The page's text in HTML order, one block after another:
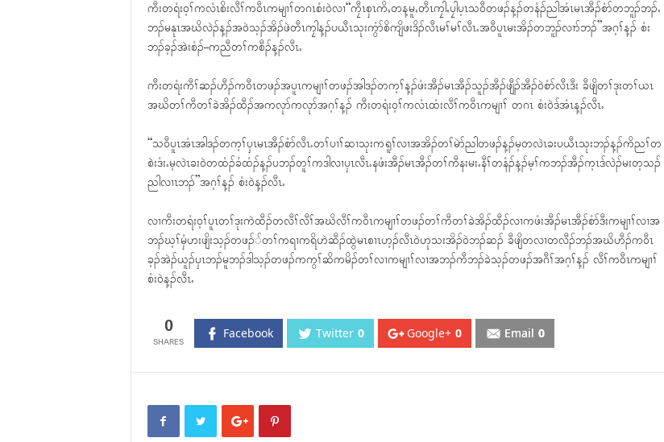
ကီးတရံး၀့ၢ်ကလံၤစိးလီၢ်က၀ီၤကမျၢၢ်တဂၤစံး၀ဲလၢ“ကၠီၤစှၤကိႇတန့မူႇတီၤကၠါႇပၠါပ့ၤသ၀ီတဖၣ်န့ၣ်တနံၣ်ညါအံၤမၤအီၣ်စံာ်တဘူၣ်ဘၣ်ႉ
ဘၣ်မနုၤအဃိလဲၣ်န့ၣ်အ၀ဲသ့ၣ်အိၣ်ဖဲတီၤကၠါန့ၣ်ပယီၤသုးကွံာ်စိကျိဖးဒိၣ်လီၤမၢ်မၢ်လီၤႉအ၀ီပူၤမးအိၣ်တဘူၣ်လၢာ်ဘၣ်”အဂ့ၢ်န့ၣ် စံး
ဘၣ်ခ့ၣ်အဲးစံၣ်–ကညီတၢ်ကစီၣ်န့ၣ်လီၤႉ
ကီးတရံးကီၢ်ဆၣ်ဟီၣ်က၀ီၤတဖၣ်အပူၤကမျၢၢ်တဖၣ်အါဒၣ်တက့ၢ်န့ၣ်ဖံးအီၣ်မၤအီၣ်သူၣ်အီၣ်ဖျီၣ်အီၣ်၀ဲစံာ်လီၤဒီး ခီဖျိတၢ်ဒုးတၢ်ယၤ
အဃိတၢ်ကီတၢ်ခဲအိၣ်ထီၣ်အကလုာ်ကလုာ်အဂ့ၢ်န့ၣ် ကီးတရံး၀့ၢ်ကလံၤထံးလီၢ်က၀ီၤကမျၢၢ် တဂၤ စံး၀ဲဒ်အံၤန့ၣ်လီၤႉ
“သ၀ီပူၤအံၤအါဒၣ်တက့ၢ်ၦၤမၤအီၣ်စံာ်လီၤႉတၢ်ပၢၢ်ဆၢသုးကရူၢ်လၢအအိၣ်တၢ်မဲာ်ညါတဖၣ်န့ၣ်မ့တလဲၤခးပယီၤသုးဘၣ်န့ၣ်ကိညၢ်တ
စဲးဒံးႉမ့လဲၤခး၀ဲတထံၣ်ခံထံၣ်န့ၣ်ပဘၣ်တူၢ်ကဒါလၢၦၤလီၤႉနဖံးအီၣ်မၤအီၣ်တၢ်ကီနးမးႉနီၢ်တနံၣ်န့ၣ်မ့ၢ်ကဘၣ်အီၣ်က့ၤဒ်လဲၣ်မးတ့သၣ်
ညါလၢၤဘၣ်”အဂ့ၢ်န့ၣ် စံး၀ဲန့ၣ်လီၤႉ
လၢကီးတရံး၀့ၢ်ပူၤတၢ်ဒုးကဲထီၣ်တလီၢ်လီၢ်အဃိလီၢ်က၀ီၤကမျၢၢ်တဖၣ်တၢ်ကီတၢ်ခဲအိၣ်ထီၣ်လၢကဖံးအီၣ်မၤအီၣ်စံာ်ဒီးကမျၢၢ်လၢအ
ဘၣ်ဃ့ၢ်မှံဟးဖျိးသ့ၣ်တဖၣ််တၢ်ကရၢကရိဟဲဆီၣ်ထွဲမၤစၢၤဟ့ၣ်လီၤ၀ဲဟုသးအိၣ်၀ဲဘၣ်ဆၣ် ခီဖျိတလၢတလီၣ်ဘၣ်အဃိဟီၣ်က၀ီၤ
ခ့ၣ်အဲၣ်ယူၣ်ၦၤဘၣ်မူဘၣ်ဒါသ့ၣ်တဖၣ်ကကွၢ်ဆိကမိၣ်တၢ်လၢကမျၢၢ်လၢအဘၣ်ကီဘၣ်ခဲသ့ၣ်တဖၣ်အဂီၢ်အဂ့ၢ်န့ၣ် လီၢ်က၀ီၤကမျၢၢ်
စံး၀ဲန့ၣ်လီၤႉ
0 Facebook Twitter 0 Google+ 0 Email 0